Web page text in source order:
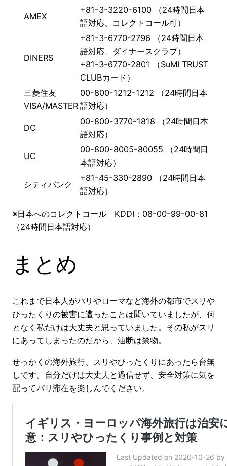
AMEX
+81-3-3220-6100 （24時間日本
語対応、コレクトコール可）
DINERS
+81-3-6770-2796 （24時間日本
語対応、ダイナースクラブ）
+81-3-6770-2801 （SuMI TRUST
CLUBカード）
三菱住友
VISA/MASTER
00-800-1212-1212 （24時間日本
語対応）
DC
00-800-3770-1818 （24時間日本
語対応）
UC
00-800-8005-80055 （24時間日
本語対応）
シティバンク
+81-45-330-2890 （24時間日本
語対応）
※日本へのコレクトコール KDDI：08-00-99-00-81
（24時間日本語対応）
まとめ
これまで日本人がパリやローマなど海外の都市でスリや
ひったくりの被害に遭ったことは聞いていましたが、何
となく私だけは大丈夫と思っていました。その私がスリ
にあってしまったのだから、油断は禁物。
せっかくの海外旅行、スリやひったくりにあったら台無
しです。自分だけは大丈夫と過信せず、安全対策に気を
配ってパリ滞在を楽しんでください。